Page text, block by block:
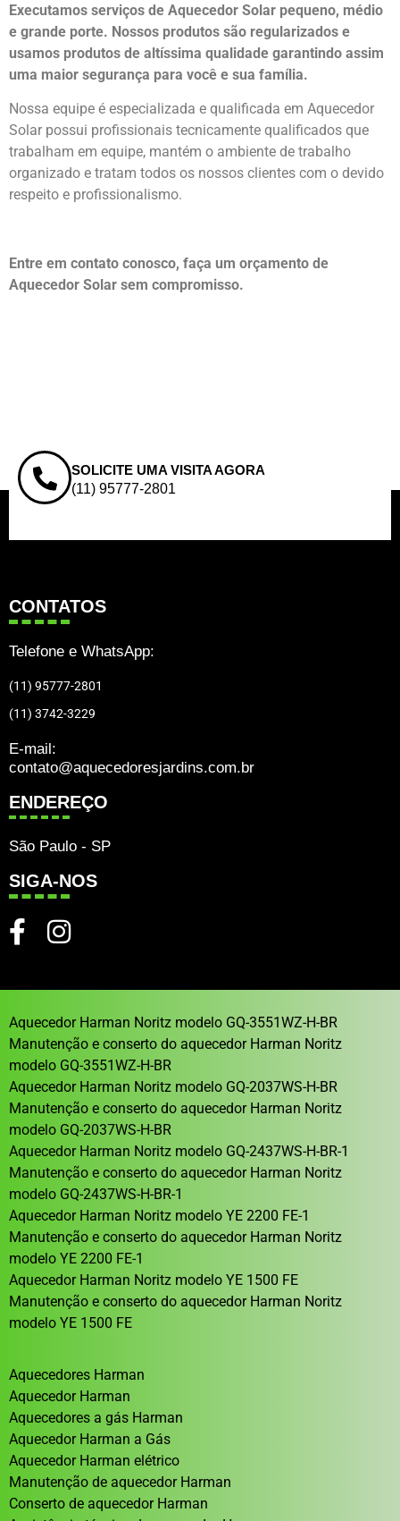
Executamos serviços de Aquecedor Solar pequeno, médio
e grande porte. Nossos produtos são regularizados e
usamos produtos de altíssima qualidade garantindo assim
uma maior segurança para você e sua família.
Nossa equipe é especializada e qualificada em Aquecedor
Solar possui profissionais tecnicamente qualificados que
trabalham em equipe, mantém o ambiente de trabalho
organizado e tratam todos os nossos clientes com o devido
respeito e profissionalismo.
Entre em contato conosco, faça um orçamento de
Aquecedor Solar sem compromisso.
SOLICITE UMA VISITA AGORA
(11) 95777-2801
CONTATOS
Telefone e WhatsApp:
(11) 95777-2801
(11) 3742-3229
E-mail:
contato@aquecedoresjardins.com.br
ENDEREÇO
São Paulo - SP
SIGA-NOS
Aquecedor Harman Noritz modelo GQ-3551WZ-H-BR
Manutenção e conserto do aquecedor Harman Noritz
modelo GQ-3551WZ-H-BR
Aquecedor Harman Noritz modelo GQ-2037WS-H-BR
Manutenção e conserto do aquecedor Harman Noritz
modelo GQ-2037WS-H-BR
Aquecedor Harman Noritz modelo GQ-2437WS-H-BR-1
Manutenção e conserto do aquecedor Harman Noritz
modelo GQ-2437WS-H-BR-1
Aquecedor Harman Noritz modelo YE 2200 FE-1
Manutenção e conserto do aquecedor Harman Noritz
modelo YE 2200 FE-1
Aquecedor Harman Noritz modelo YE 1500 FE
Manutenção e conserto do aquecedor Harman Noritz
modelo YE 1500 FE
Aquecedores Harman
Aquecedor Harman
Aquecedores a gás Harman
Aquecedor Harman a Gás
Aquecedor Harman elétrico
Manutenção de aquecedor Harman
Conserto de aquecedor Harman